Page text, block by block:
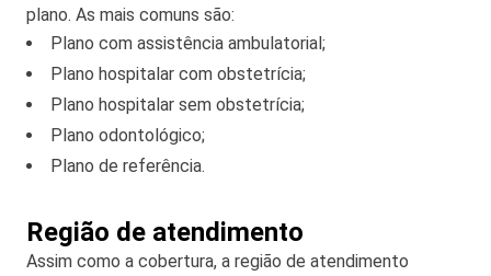
plano. As mais comuns são:
Plano com assistência ambulatorial;
Plano hospitalar com obstetrícia;
Plano hospitalar sem obstetrícia;
Plano odontológico;
Plano de referência.
Região de atendimento
Assim como a cobertura, a região de atendimento